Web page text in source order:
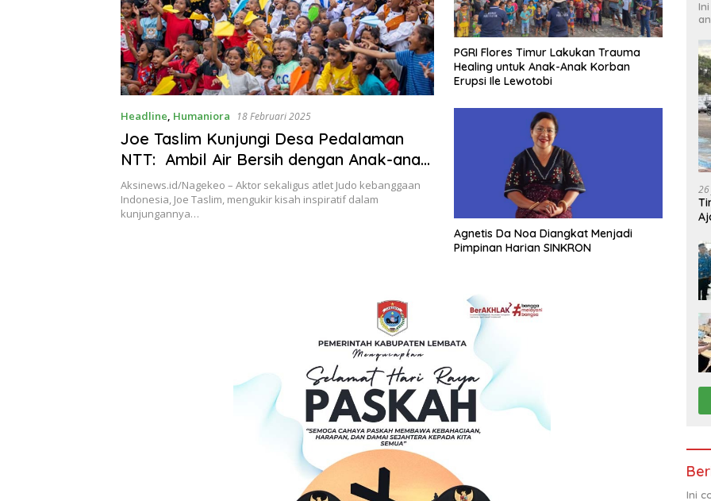
Headline, Humaniora 18 Februari 2025
Joe Taslim Kunjungi Desa Pedalaman
NTT: Ambil Air Bersih dengan Anak-anak
dan Suarakan Pentingnya Pendidikan
Aksinews.id/Nagekeo – Aktor sekaligus atlet Judo kebanggaan
Indonesia, Joe Taslim, mengukir kisah inspiratif dalam
kunjungannya…
PGRI Flores Timur Lakukan Trauma
Healing untuk Anak-Anak Korban
Erupsi Ile Lewotobi
Agnetis Da Noa Diangkat Menjadi
Pimpinan Harian SINKRON
Ini